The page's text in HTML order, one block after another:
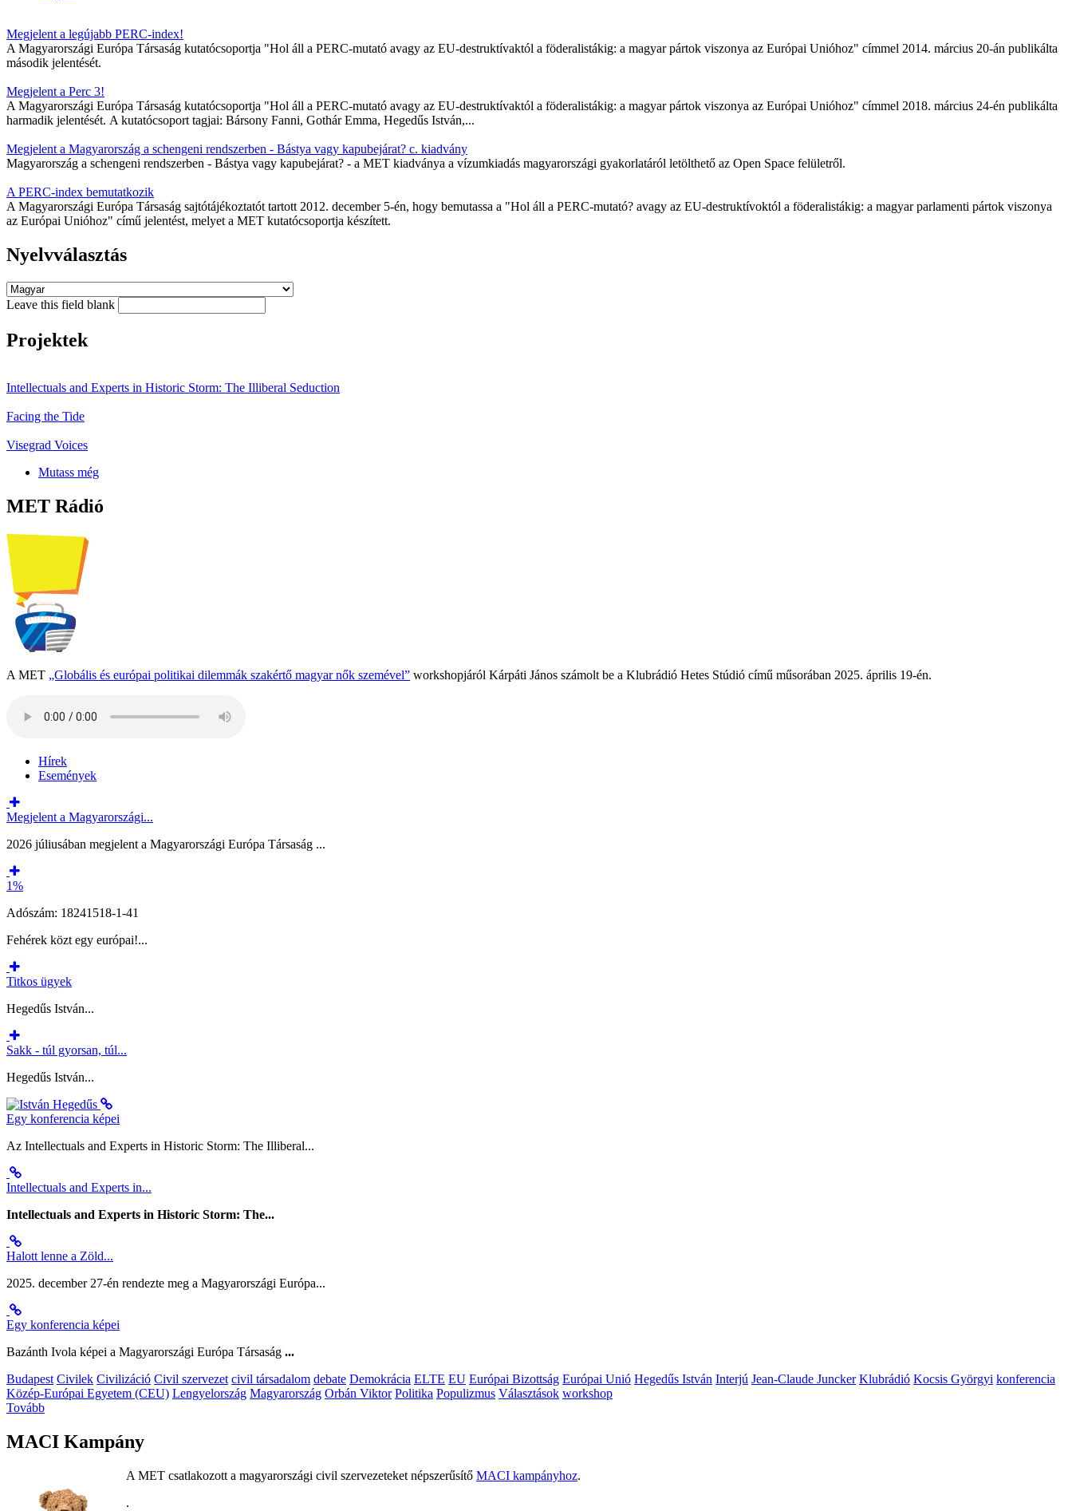
Megjelent a legújabb PERC-index!
A Magyarországi Európa Társaság kutatócsoportja "Hol áll a PERC-mutató avagy az EU-destruktívaktól a föderalistákig: a magyar pártok viszonya az Európai Unióhoz" címmel 2014. március 20-án publikálta
második jelentését.
Megjelent a Perc 3!
A Magyarországi Európa Társaság kutatócsoportja "Hol áll a PERC-mutató avagy az EU-destruktívaktól a föderalistákig: a magyar pártok viszonya az Európai Unióhoz" címmel 2018. március 24-én publikálta
harmadik jelentését. A kutatócsoport tagjai: Bársony Fanni, Gothár Emma, Hegedűs István,...
Megjelent a Magyarország a schengeni rendszerben - Bástya vagy kapubejárat? c. kiadvány
Magyarország a schengeni rendszerben - Bástya vagy kapubejárat? - a MET kiadványa a vízumkiadás magyarországi gyakorlatáról letölthető az Open Space felületről.
A PERC-index bemutatkozik
A Magyarországi Európa Társaság sajtótájékoztatót tartott 2012. december 5-én, hogy bemutassa a "Hol áll a PERC-mutató? avagy az EU-destruktívoktól a föderalistákig: a magyar parlamenti pártok viszonya
az Európai Unióhoz" című jelentést, melyet a MET kutatócsoportja készített.
Nyelvválasztás
Leave this field blank
Projektek
Intellectuals and Experts in Historic Storm: The Illiberal Seduction
Facing the Tide
Visegrad Voices
Mutass még
MET Rádió
A MET „Globális és európai politikai dilemmák szakértő magyar nők szemével” workshopjáról Kárpáti János számolt be a Klubrádió Hetes Stúdió című műsorában 2025. április 19-én.
Hírek
Események
Megjelent a Magyarországi...
2026 júliusában megjelent a Magyarországi Európa Társaság ...
1%
Adószám: 18241518-1-41
Fehérek közt egy európai!...
Titkos ügyek
Hegedűs István...
Sakk - túl gyorsan, túl...
Hegedűs István...
Egy konferencia képei
Az Intellectuals and Experts in Historic Storm: The Illiberal...
Intellectuals and Experts in...
Intellectuals and Experts in Historic Storm: The...
Halott lenne a Zöld...
2025. december 27-én rendezte meg a Magyarországi Európa...
Egy konferencia képei
Bazánth Ivola képei a Magyarországi Európa Társaság ...
Budapest Civilek Civilizáció Civil szervezet civil társadalom debate Demokrácia ELTE EU Európai Bizottság Európai Unió Hegedűs István Interjú Jean-Claude Juncker Klubrádió Kocsis Györgyi konferencia
Közép-Európai Egyetem (CEU) Lengyelország Magyarország Orbán Viktor Politika Populizmus Választások workshop
Tovább
MACI Kampány
A MET csatlakozott a magyarországi civil szervezeteket népszerűsítő MACI kampányhoz.
.